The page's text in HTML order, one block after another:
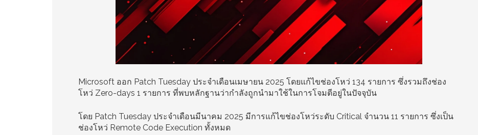
Microsoft ออก Patch Tuesday ประจำเดือนเมษายน 2025 โดยแก้ไขช่องโหว่ 134 รายการ ซึ่งรวมถึงช่อง
โหว่ Zero-days 1 รายการ ที่พบหลักฐานว่ากำลังถูกนำมาใช้ในการโจมตีอยู่ในปัจจุบัน
โดย Patch Tuesday ประจำเดือนมีนาคม 2025 มีการแก้ไขช่องโหว่ระดับ Critical จำนวน 11 รายการ ซึ่งเป็น
ช่องโหว่ Remote Code Execution ทั้งหมด